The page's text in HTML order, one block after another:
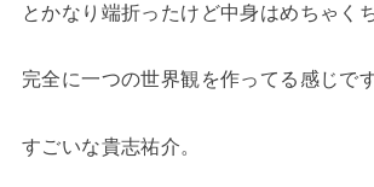
とかなり端折ったけど中身はめちゃく
完全に一つの世界観を作ってる感じです
すごいな貴志祐介。